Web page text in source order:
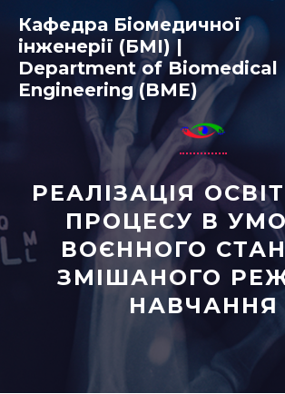
вмісту
Кафедра Біомедичної
інженерії (БМІ) |
Department of Biomedical
Engineering (BME)
РЕАЛІЗАЦІЯ
ПРОЦЕСУ В
ВОЄННОГО
ЗМІШАНОГО
НАВЧАННЯ